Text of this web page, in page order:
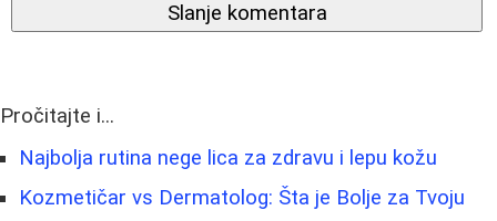
Slanje komentara
Pročitajte i...
Najbolja rutina nege lica za zdravu i lepu kožu
Kozmetičar vs Dermatolog: Šta je Bolje za Tvoju